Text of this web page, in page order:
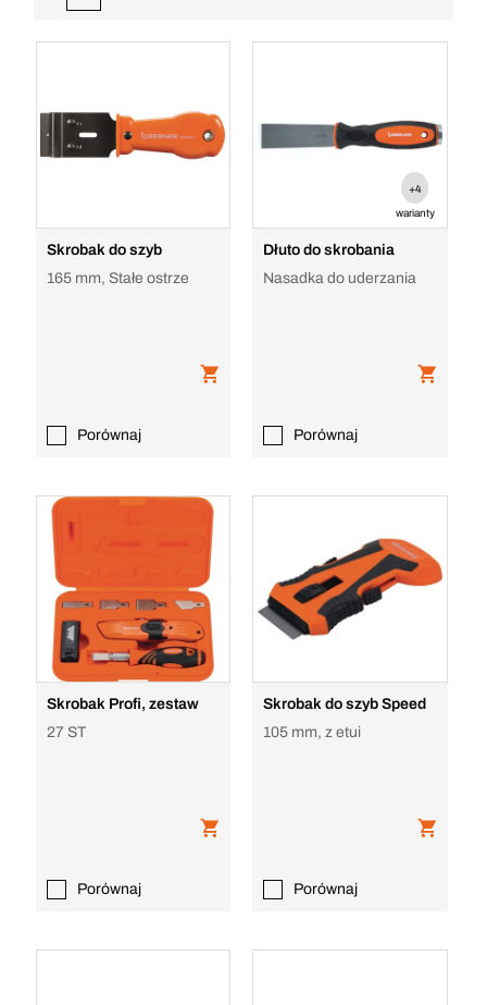
Skrobak do szyb
165 mm, Stałe ostrze
Porównaj
+4
warianty
Dłuto do skrobania
Nasadka do uderzania
Porównaj
Skrobak Profi, zestaw
27 ST
Porównaj
Skrobak do szyb Speed
105 mm, z etui
Porównaj